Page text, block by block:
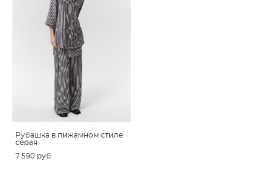
Рубашка в пижамном стиле
серая
7 590 pуб.